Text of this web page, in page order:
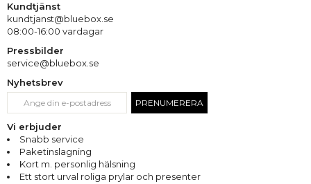
Kundtjänst
kundtjanst@bluebox.se
08:00-16:00 vardagar
Pressbilder
service@bluebox.se
Nyhetsbrev
PRENUMERERA
Vi erbjuder
Snabb service
Paketinslagning
Kort m. personlig hälsning
Ett stort urval roliga prylar och presenter